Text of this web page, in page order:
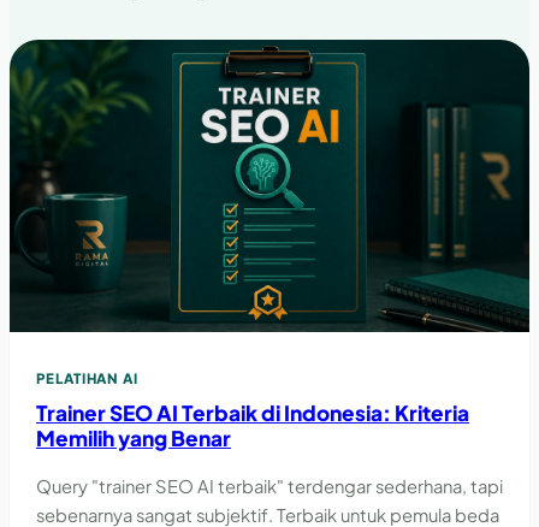
PELATIHAN AI
Trainer SEO AI Terbaik di Indonesia: Kriteria
Memilih yang Benar
Query "trainer SEO AI terbaik" terdengar sederhana, tapi
sebenarnya sangat subjektif. Terbaik untuk pemula beda